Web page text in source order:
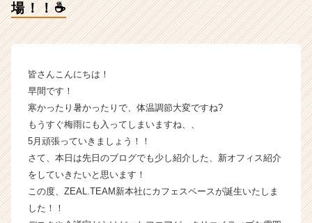
の
イ
ン】
|
ベ
ン
チ
場！！☕
皆さんこんにちは！
早間です！
寒かったり暑かったりで、体温調節大変ですね?
もうすぐ梅雨にも入ってしまいますね、、
5月頑張っていきましょう！！
さて、本日は先日のブログでも少し紹介した、新オフィス紹介
をしていきたいと思います！
この度、ZEAL.TEAM新本社にカフェスペースが誕生いたしま
した！！